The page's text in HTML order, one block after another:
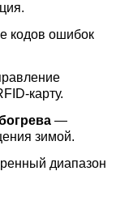
кодов ошибок
—
зимой.
диапазон